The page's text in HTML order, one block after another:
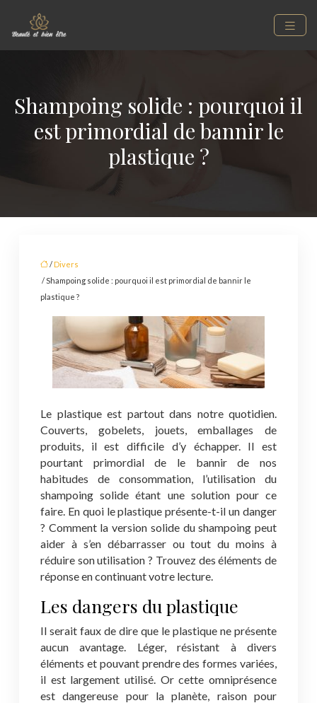
Shampoing solide : pourquoi il
est primordial de bannir le
plastique ?
/ Divers
/ Shampoing solide : pourquoi il est primordial de bannir le
plastique ?
Le plastique est partout dans notre quotidien.
Couverts, gobelets, jouets, emballages de
produits, il est difficile d’y échapper. Il est
pourtant primordial de le bannir de nos
habitudes de consommation, l’utilisation du
shampoing solide étant une solution pour ce
faire. En quoi le plastique présente-t-il un danger
? Comment la version solide du shampoing peut
aider à s’en débarrasser ou tout du moins à
réduire son utilisation ? Trouvez des éléments de
réponse en continuant votre lecture.
Les dangers du plastique
Il serait faux de dire que le plastique ne présente
aucun avantage. Léger, résistant à divers
éléments et pouvant prendre des formes variées,
il est largement utilisé. Or cette omniprésence
est dangereuse pour la planète, raison pour